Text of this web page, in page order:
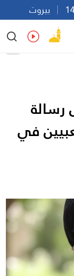
بيروت
Ar
رسالة
في